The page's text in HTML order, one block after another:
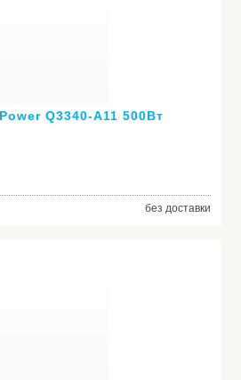
Q3340-A11 500Вт
без доставки